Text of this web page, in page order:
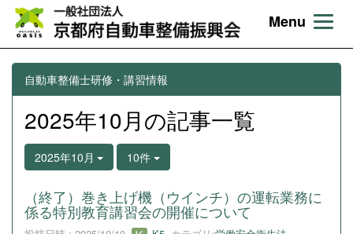
Menu
自動車整備士研修・講習情報
2025年10月の記事一覧
2025年10月 10件
（終了）巻き上げ機（ウインチ）の運転業務に
係る特別教育講習会の開催について